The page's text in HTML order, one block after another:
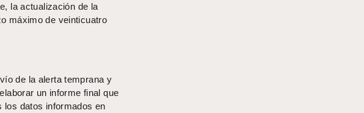
la actualización de la
máximo de veinticuatro
de la alerta temprana y
un informe final que
los datos informados en